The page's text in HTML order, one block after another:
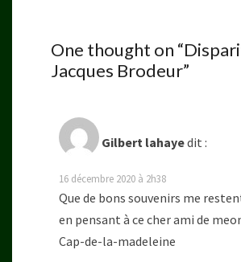
One thought on “
Jacques Brodeur”
Gilbert lahayedit :
16 décembre 2020 à 2h38
Que de bons souvenirs me
en pensant à ce cher ami de
Cap-de-la-madeleine